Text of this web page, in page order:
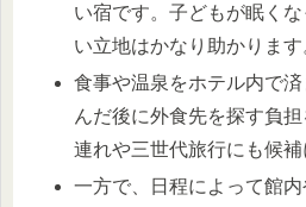
い宿です。子どもが眠く
い立地はかなり助かります
食事や温泉をホテル内で
んだ後に外食先を探す負
連れや三世代旅行にも候補
一方で、日程によって館